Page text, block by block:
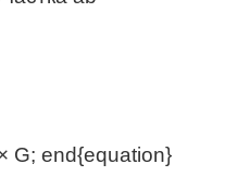
G; end{equation}